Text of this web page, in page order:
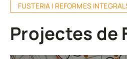
FUSTERIA I REFORMES
Projectes de